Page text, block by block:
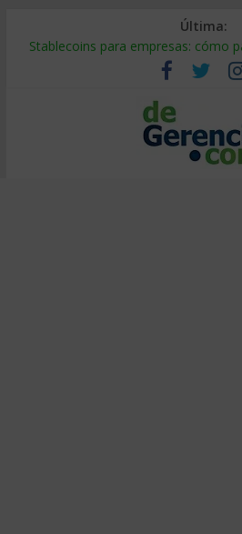
Última:
Stablecoins para empresas: cómo
Despido silencioso: qué es y por
IA en selección de personal: cómo
Trabajo forzoso en la cadena de
Mercado hispano de EE. UU.: